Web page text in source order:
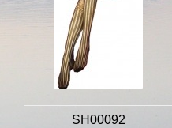
SH00092